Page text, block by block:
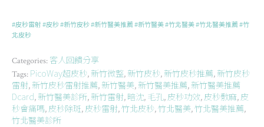
#皮秒雷射#皮秒#新竹皮秒#新竹醫美推薦#新竹醫美#竹北醫美#竹北醫美推薦#竹
北皮秒
Categories: 客人回饋分享
Tags: PicoWay超皮秒, 新竹微整, 新竹皮秒, 新竹皮秒推薦, 新竹皮秒
雷射, 新竹皮秒雷射推薦, 新竹醫美, 新竹醫美推薦, 新竹醫美推薦
Dcard, 新竹醫美診所, 新竹雷射, 暗沈, 毛孔, 皮秒功效, 皮秒敷麻, 皮
秒會痛嗎, 皮秒除斑, 皮秒雷射,竹北皮秒,竹北醫美,竹北醫美推薦,
竹北醫美診所